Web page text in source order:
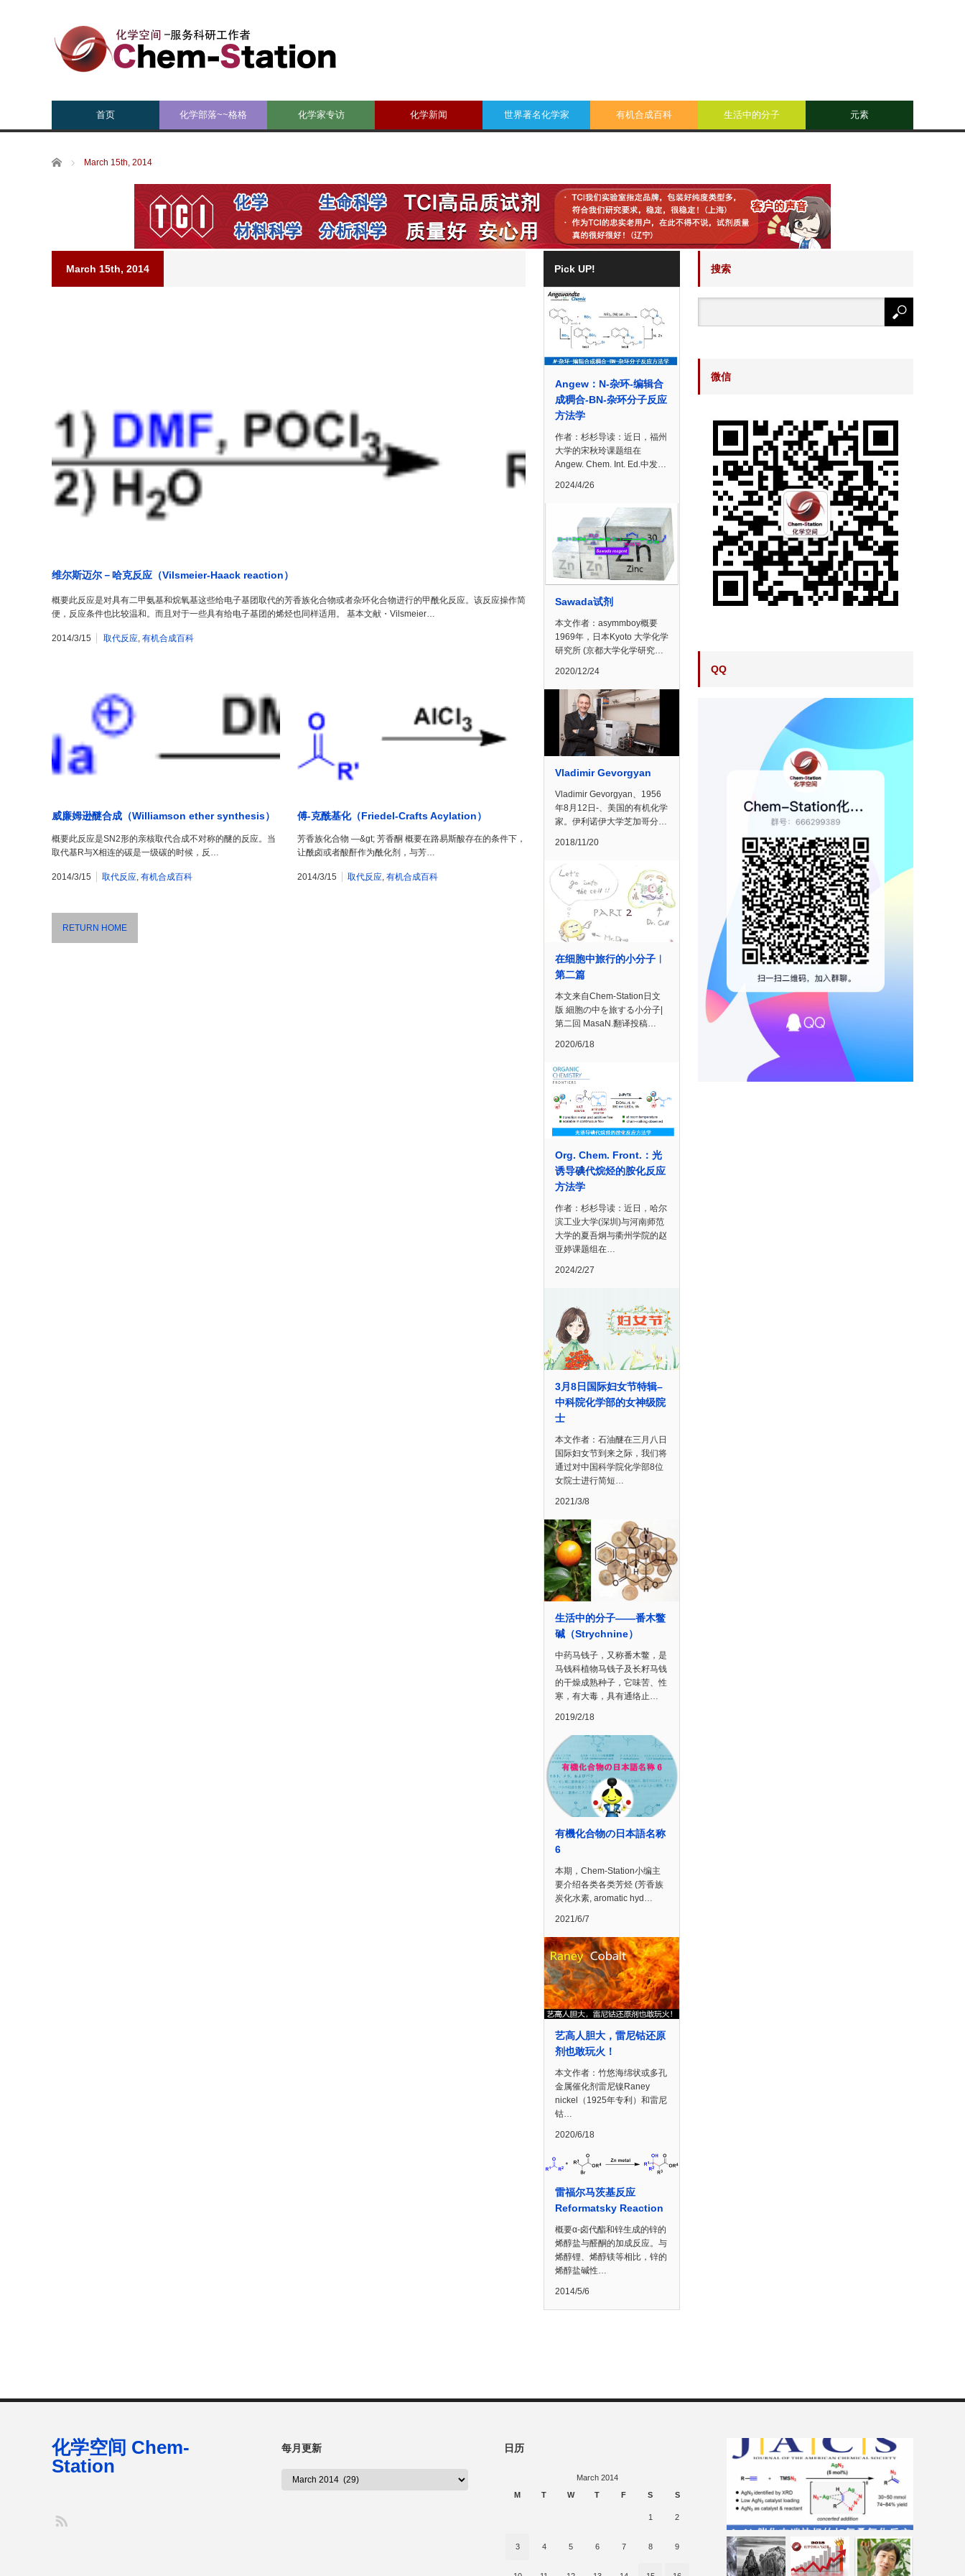
首页 化学部落~~格格 化学家专访 化学新闻 世界著名化学家 有机合成百科 生活中的分子 元素
Home March 15th, 2014
March 15th, 2014
维尔斯迈尔－哈克反应（Vilsmeier-Haack reaction）
概要此反应是对具有二甲氨基和烷氧基这些给电子基团取代的芳香族化合物或者杂环化合物进行的甲酰化反应。该反应操作简
便，反应条件也比较温和。而且对于一些具有给电子基团的烯烃也同样适用。 基本文献・Vilsmeier…
2014/3/15 取代反应, 有机合成百科
威廉姆逊醚合成（Williamson ether synthesis）
概要此反应是SN2形的亲核取代合成不对称的醚的反应。当
取代基R与X相连的碳是一级碳的时候，反…
2014/3/15 取代反应, 有机合成百科
傅-克酰基化（Friedel-Crafts Acylation）
芳香族化合物 —&gt; 芳香酮 概要在路易斯酸存在的条件下，
让酰卤或者酸酐作为酰化剂，与芳…
2014/3/15 取代反应, 有机合成百科
RETURN HOME
Pick UP!
Angew：N-杂环-编辑合
成稠合-BN-杂环分子反应
方法学
作者：杉杉导读：近日，福州
大学的宋秋玲课题组在
Angew. Chem. Int. Ed.中发…
2024/4/26
Sawada试剂
本文作者：asymmboy概要
1969年，日本Kyoto 大学化学
研究所 (京都大学化学研究…
2020/12/24
Vladimir Gevorgyan
Vladimir Gevorgyan、1956
年8月12日-、美国的有机化学
家。伊利诺伊大学芝加哥分…
2018/11/20
在细胞中旅行的小分子︱
第二篇
本文来自Chem-Station日文
版 細胞の中を旅する小分子|
第二回 MasaN.翻译投稿…
2020/6/18
Org. Chem. Front.：光
诱导碘代烷烃的胺化反应
方法学
作者：杉杉导读：近日，哈尔
滨工业大学(深圳)与河南师范
大学的夏吾炯与衢州学院的赵
亚婷课题组在…
2024/2/27
3月8日国际妇女节特辑–
中科院化学部的女神级院
士
本文作者：石油醚在三月八日
国际妇女节到来之际，我们将
通过对中国科学院化学部8位
女院士进行简短…
2021/3/8
生活中的分子——番木鳖
碱（Strychnine）
中药马钱子，又称番木鳖，是
马钱科植物马钱子及长籽马钱
的干燥成熟种子，它味苦、性
寒，有大毒，具有通络止…
2019/2/18
有機化合物の日本語名称
6
本期，Chem-Station小编主
要介绍各类各类芳烃 (芳香族
炭化水素, aromatic hyd…
2021/6/7
艺高人胆大，雷尼钴还原
剂也敢玩火！
本文作者：竹悠海绵状或多孔
金属催化剂雷尼镍Raney
nickel（1925年专利）和雷尼
钴…
2020/6/18
雷福尔马茨基反应
Reformatsky Reaction
概要α-卤代酯和锌生成的锌的
烯醇盐与醛酮的加成反应。与
烯醇锂、烯醇镁等相比，锌的
烯醇盐碱性…
2014/5/6
搜索
微信
QQ
每月更新 日历
March 2014
M
T W T F S S
1 2
3 4 5 6 7 8 9
化学空间 Chem-
Station